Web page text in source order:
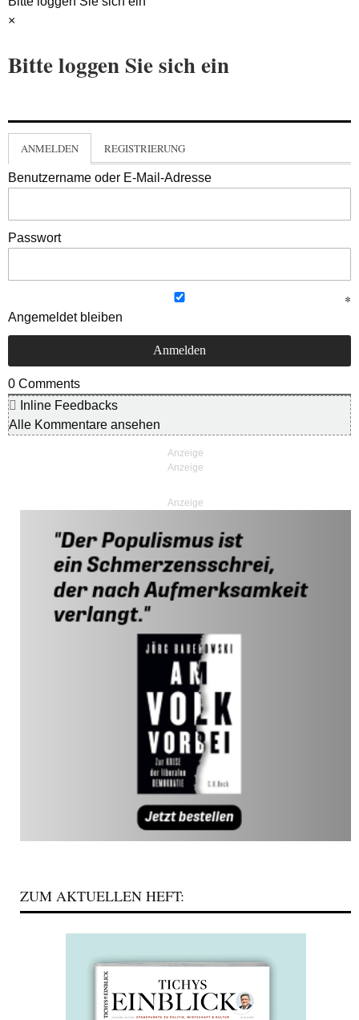
×
Bitte loggen Sie sich ein
ANMELDEN REGISTRIERUNG
Benutzername oder E-Mail-Adresse
Passwort
Angemeldet bleiben
0 Comments
Inline Feedbacks
Alle Kommentare ansehen
Anzeige
ZUM AKTUELLEN HEFT: